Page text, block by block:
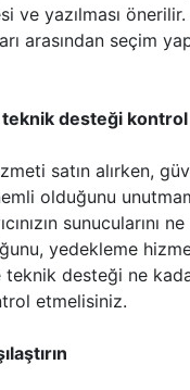
ve yazılması
arasından seçim
desteği
satın alırken,
olduğunu
sunucularını
yedekleme
teknik desteği ne
etmelisiniz.